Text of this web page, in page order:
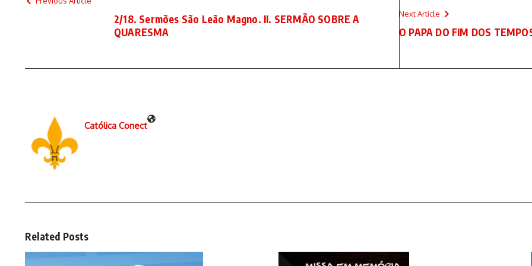
2/18. Sermões São Leão Magno. II. SERMÃO SOBRE A
QUARESMA
Next Article
O PAPA DO FIM DOS
Católica Conect
Related Posts